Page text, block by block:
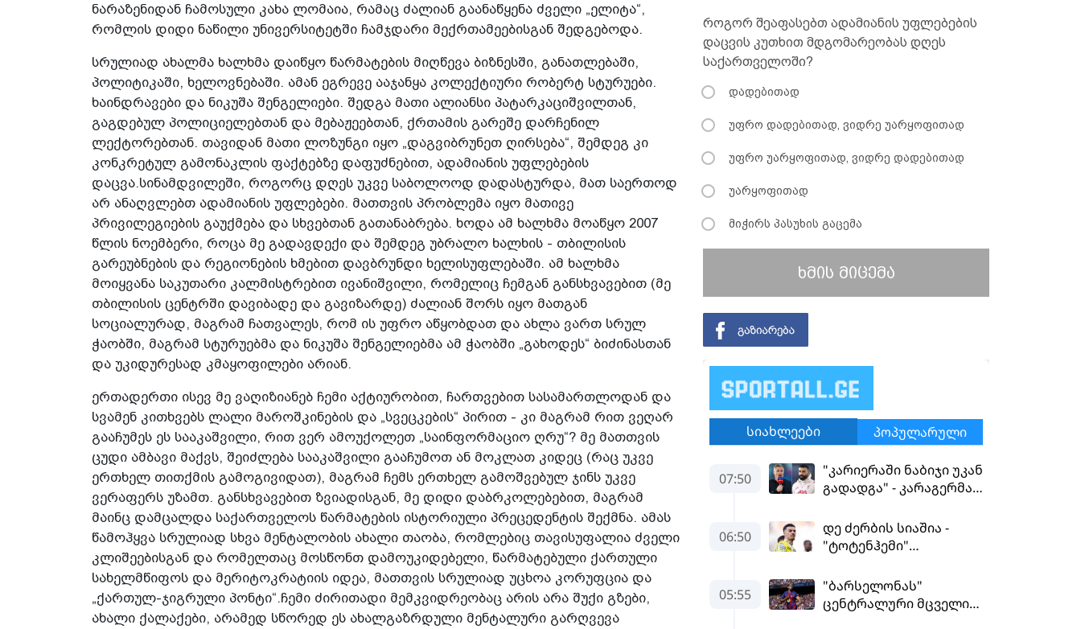
ნარაზენიდან ჩამოსული კახა ლომაია, რამაც ძალიან გაანაწყენა ძველი „ელიტა“,
რომლის დიდი ნაწილი უნივერსიტეტში ჩამჯდარი მექრთამეებისგან შედგებოდა.
სრულიად ახალმა ხალხმა დაიწყო წარმატების მიღწევა ბიზნესში, განათლებაში,
პოლიტიკაში, ხელოვნებაში. ამან ეგრევე ააჯანყა კოლექტიური რობერტ სტურუები.
ხაინდრავები და ნიკუშა შენგელიები. შედგა მათი ალიანსი პატარკაციშვილთან,
გაგდებულ პოლიციელებთან და მებაჟეებთან, ქრთამის გარეშე დარჩენილ
ლექტორებთან. თავიდან მათი ლოზუნგი იყო „დაგვიბრუნეთ ღირსება“, შემდეგ კი
კონკრეტულ გამონაკლის ფაქტებზე დაფუძნებით, ადამიანის უფლებების
დაცვა.სინამდვილეში, როგორც დღეს უკვე საბოლოოდ დადასტურდა, მათ საერთოდ
არ ანაღვლებთ ადამიანის უფლებები. მათთვის პრობლემა იყო მათივე
პრივილეგიების გაუქმება და სხვებთან გათანაბრება. ხოდა ამ ხალხმა მოაწყო 2007
წლის ნოემბერი, როცა მე გადავდექი და შემდეგ უბრალო ხალხის - თბილისის
გარეუბნების და რეგიონების ხმებით დავბრუნდი ხელისუფლებაში. ამ ხალხმა
მოიყვანა საკუთარი კალმისტრებით ივანიშვილი, რომელიც ჩემგან განსხვავებით (მე
თბილისის ცენტრში დავიბადე და გავიზარდე) ძალიან შორს იყო მათგან
სოციალურად, მაგრამ ჩათვალეს, რომ ის უფრო აწყობდათ და ახლა ვართ სრულ
ჭაობში, მაგრამ სტურუებმა და ნიკუშა შენგელიებმა ამ ჭაობში „გახოდეს“ ბიძინასთან
და უკიდურესად კმაყოფილები არიან.
ერთადერთი ისევ მე ვაღიზიანებ ჩემი აქტიურობით, ჩართვებით სასამართლოდან და
სვამენ კითხვებს ლალი მაროშკინების და „სვეცკების“ პირით - კი მაგრამ რით ვეღარ
გააჩუმეს ეს სააკაშვილი, რით ვერ ამოუქოლეთ „საინფორმაციო ღრუ“? მე მათთვის
ცუდი ამბავი მაქვს, შეიძლება სააკაშვილი გააჩუმოთ ან მოკლათ კიდეც (რაც უკვე
ერთხელ თითქმის გამოგივიდათ), მაგრამ ჩემს ერთხელ გამოშვებულ ჯინს უკვე
ვერაფერს უზამთ. განსხვავებით ზვიადისგან, მე დიდი დაბრკოლებებით, მაგრამ
მაინც დამცალდა საქართველოს წარმატების ისტორიული პრეცედენტის შექმნა. ამას
წამოჰყვა სრულიად სხვა მენტალობის ახალი თაობა, რომლებიც თავისუფალია ძველი
კლიშეებისგან და რომელთაც მოსწონთ დამოუკიდებელი, წარმატებული ქართული
სახელმწიფოს და მერიტოკრატიის იდეა, მათთვის სრულიად უცხოა კორუფცია და
„ქართულ-ჯიგრული პონტი“.ჩემი ძირითადი მემკვიდრეობაც არის არა შუქი გზები,
ახალი ქალაქები, არამედ სწორედ ეს ახალგაზრდული მენტალური გარღვევა
როგორ შეაფასებთ ადამიანის უფლებების
დაცვის კუთხით მდგომარეობას დღეს
საქართველოში?
დადებითად
უფრო დადებითად, ვიდრე უარყოფითად
უფრო უარყოფითად, ვიდრე დადებითად
უარყოფითად
მიჭირს პასუხის გაცემა
ხმის მიცემა